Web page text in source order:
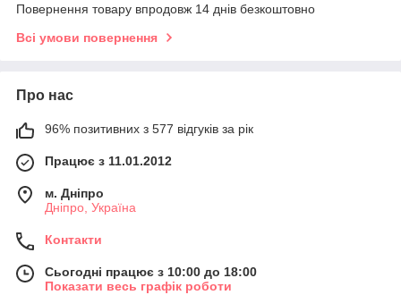
Повернення товару впродовж 14 днів безкоштовно
Всі умови повернення
Про нас
96% позитивних з 577 відгуків за рік
Працює з 11.01.2012
м. Дніпро
Дніпро, Україна
Контакти
Сьогодні працює з 10:00 до 18:00
Показати весь графік роботи